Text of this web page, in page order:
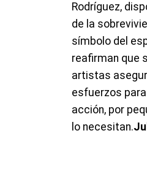
Rodríguez,
de la
símbolo del
reafirman que
artistas
esfuerzos
acción, por
lo necesitan.